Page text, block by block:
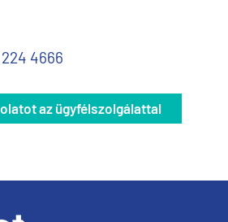
224 4666
az ügyfélszolgálattal